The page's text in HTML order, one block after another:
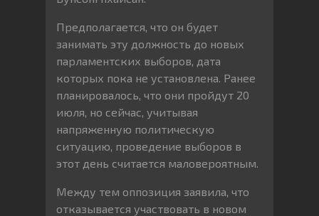
Предполагается, что он будет
занимать эту должность до новых
парламентских выборов, дата
которых пока не установлена. Ранее
планировалось, что они пройдут 20
июля, но сейчас, учитывая
напряженную политическую
ситуацию, проведение выборов в
этот день считается маловероятным.
Между тем оппозиция заявила, что
отказывается участвовать в новом